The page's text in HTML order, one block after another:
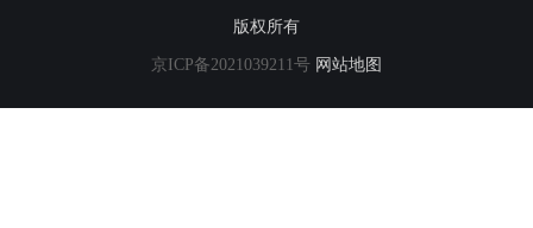
版权所有
京ICP备2021039211号 网站地图